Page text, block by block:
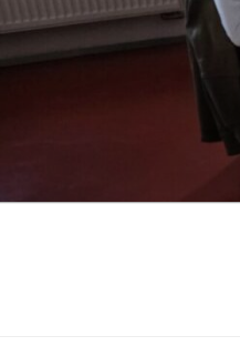
k
obsahu